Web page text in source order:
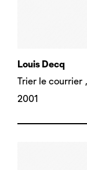
Louis Decq
Trier le courrier ,
2001